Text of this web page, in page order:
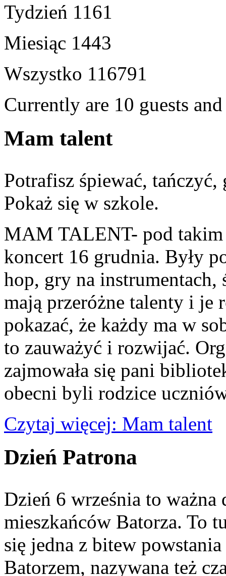
Tydzień 1161
Miesiąc 1443
Wszystko 116791
Currently are 10 guests
Mam talent
Potrafisz śpiewać,
Pokaż się w szkole.
MAM TALENT- pod takim
koncert 16 grudnia. Były
hop, gry na
mają przeróżne talenty i
pokazać, że każdy ma w
to zauważyć i rozwijać.
zajmowała się pani
obecni byli rodzice
Czytaj więcej: Mam talent
Dzień Patrona
Dzień 6 września to ważna
mieszkańców Batorza. To
się jedna z bitew
Batorzem, nazywana też